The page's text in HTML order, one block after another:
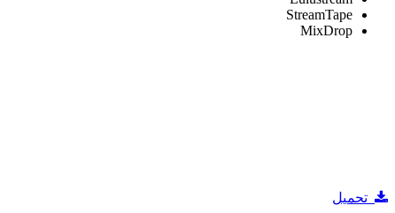
StreamTape
MixDrop
تحميل